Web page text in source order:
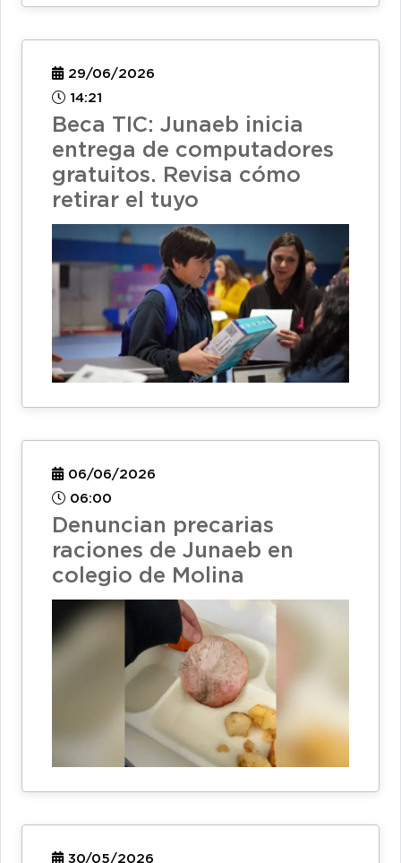
29/06/2026
14:21
Beca TIC: Junaeb inicia
entrega de computadores
gratuitos. Revisa cómo
retirar el tuyo
06/06/2026
06:00
Denuncian precarias
raciones de Junaeb en
colegio de Molina
30/05/2026